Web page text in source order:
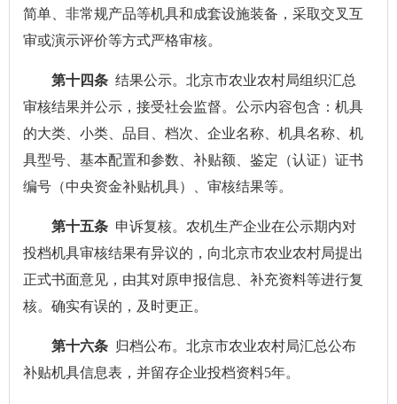
简单、非常规产品等机具和成套设施装备，采取交叉互
审或演示评价等方式严格审核。
第十四条 结果公示。北京市农业农村局组织汇总
审核结果并公示，接受社会监督。公示内容包含：机具
的大类、小类、品目、档次、企业名称、机具名称、机
具型号、基本配置和参数、补贴额、鉴定（认证）证书
编号（中央资金补贴机具）、审核结果等。
第十五条 申诉复核。农机生产企业在公示期内对
投档机具审核结果有异议的，向北京市农业农村局提出
正式书面意见，由其对原申报信息、补充资料等进行复
核。确实有误的，及时更正。
第十六条 归档公布。北京市农业农村局汇总公布
补贴机具信息表，并留存企业投档资料5年。